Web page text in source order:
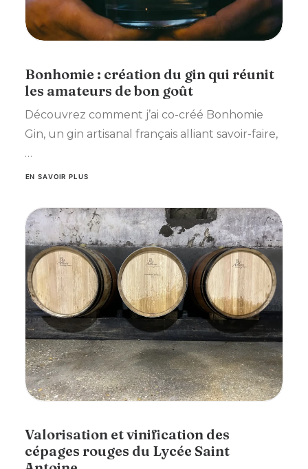
Bonhomie : création du gin qui réunit
les amateurs de bon goût
Découvrez comment j’ai co-créé Bonhomie
Gin, un gin artisanal français alliant savoir-faire,
…
EN SAVOIR PLUS
Valorisation et vinification des
cépages rouges du Lycée Saint